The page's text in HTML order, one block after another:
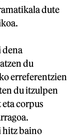
dute
dena
du
erreferentzien
du itzulpen
corpus
hitz baino